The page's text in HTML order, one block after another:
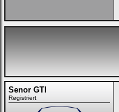
Senor GTI
Registriert